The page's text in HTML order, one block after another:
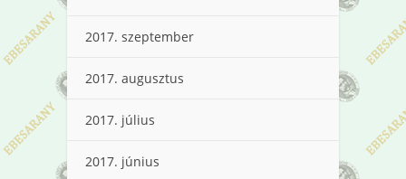
2017. szeptember
2017. augusztus
2017. július
2017. június